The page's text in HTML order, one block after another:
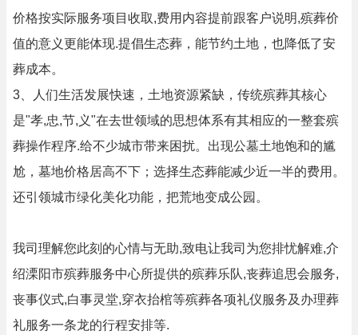
价格按实际服务项目收取,费用内容提前跟客户说明,殡葬价
值的意义更能体现.提倡生态葬，能节约土地，也降低了安
葬成本。
3、人们生活发展快速，土地资源紧缺，传统殡葬其核心
是"孝,忠,节,义"在去世领域的思想体系有其相应的一整套殡
葬操作程序.给不少城市带来困扰。出现公墓土地饱和的尴
尬，墓地价格居高不下；选择生态葬能减少近一半的费用。
还引领城市绿化美化功能，把荒地变成公园。
我司理解您此刻的心情与无助,致电让我司为您排忧解难,介
绍溧阳市殡葬服务中心所提供的殡葬乐队,丧葬追思会服务,
丧事仪式,白事灵堂,穿衣抬棺等殡葬各项礼仪服务及办理葬
礼服务一条龙的行程安排等.